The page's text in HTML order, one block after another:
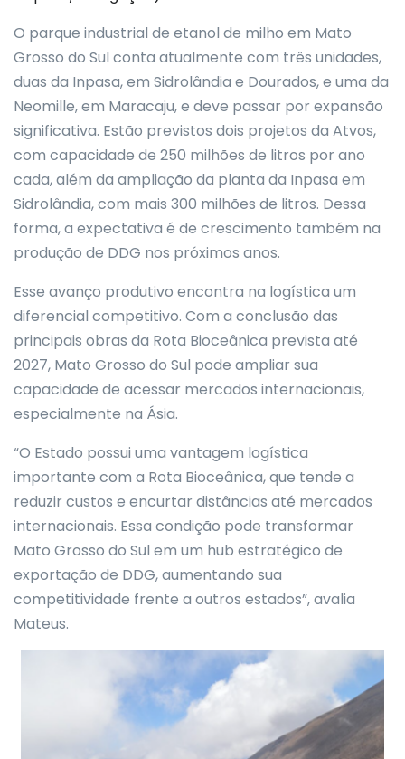
O parque industrial de etanol de milho em Mato
Grosso do Sul conta atualmente com três unidades,
duas da Inpasa, em Sidrolândia e Dourados, e uma da
Neomille, em Maracaju, e deve passar por expansão
significativa. Estão previstos dois projetos da Atvos,
com capacidade de 250 milhões de litros por ano
cada, além da ampliação da planta da Inpasa em
Sidrolândia, com mais 300 milhões de litros. Dessa
forma, a expectativa é de crescimento também na
produção de DDG nos próximos anos.
Esse avanço produtivo encontra na logística um
diferencial competitivo. Com a conclusão das
principais obras da Rota Bioceânica prevista até
2027, Mato Grosso do Sul pode ampliar sua
capacidade de acessar mercados internacionais,
especialmente na Ásia.
“O Estado possui uma vantagem logística
importante com a Rota Bioceânica, que tende a
reduzir custos e encurtar distâncias até mercados
internacionais. Essa condição pode transformar
Mato Grosso do Sul em um hub estratégico de
exportação de DDG, aumentando sua
competitividade frente a outros estados”, avalia
Mateus.